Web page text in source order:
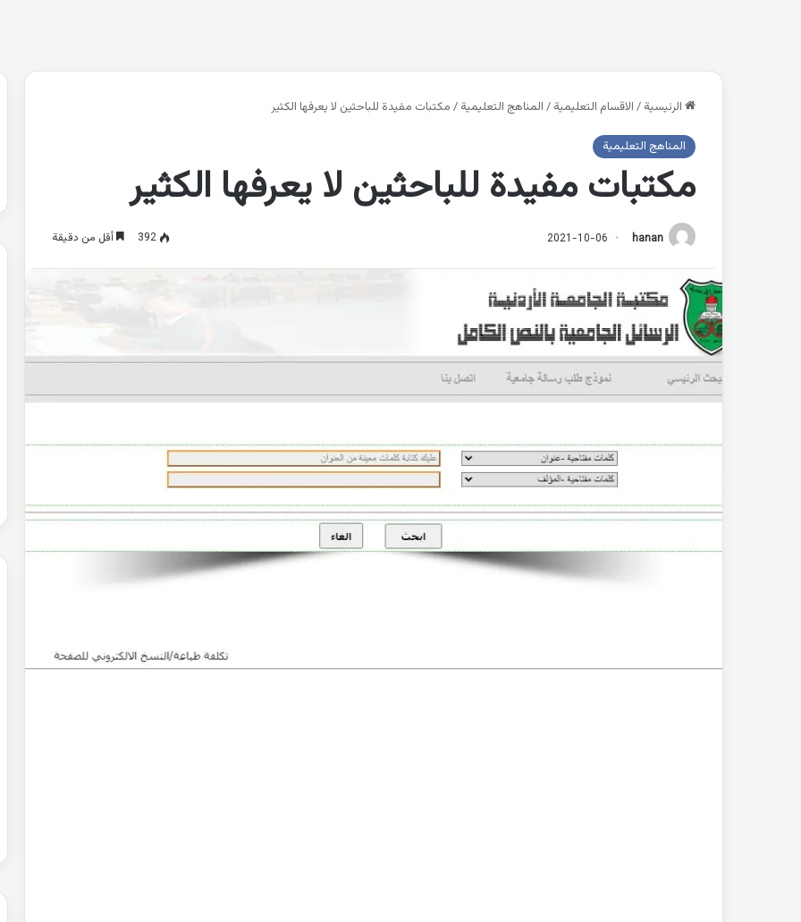
الرئيسية / الاقسام التعليمية / المناهج التعليمية / مكتبات مفيدة للباحثين لا يعرفها الكثير
المناهج التعليمية
مكتبات مفيدة للباحثين لا يعرفها الكثير
hanan
2021-10-06
392 أقل من دقيقة